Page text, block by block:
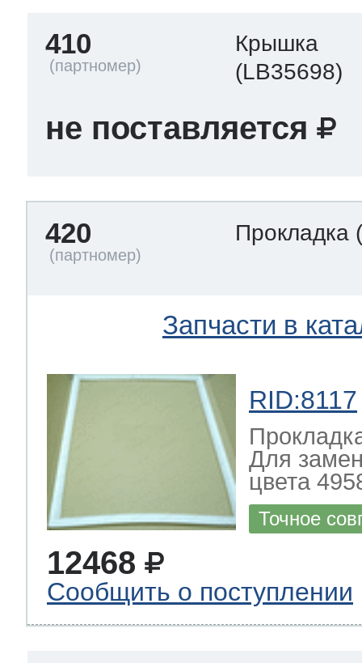
410
Крышка
(LB35698)
не поставляется
420 Прокладка
Запчасти в
RID:8117
Для
цвета
Точное
12468
Сообщить о поступлении